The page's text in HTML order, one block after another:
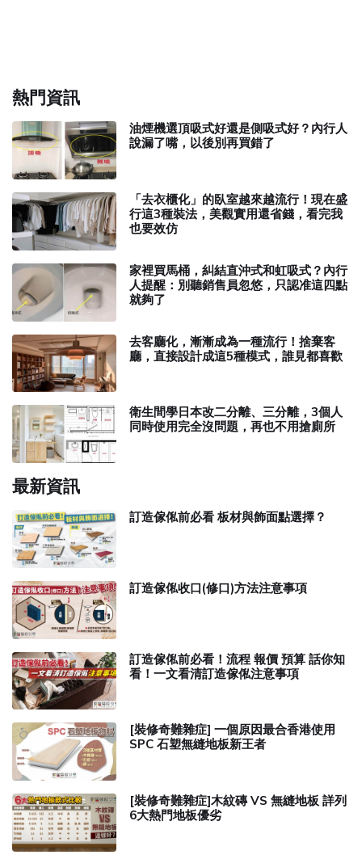
熱門資訊
油煙機選頂吸式好還是側吸式好？內行人
說漏了嘴，以後別再買錯了
「去衣櫃化」的臥室越來越流行！現在盛
行這3種裝法，美觀實用還省錢，看完我
也要效仿
家裡買馬桶，糾結直沖式和虹吸式？內行
人提醒：別聽銷售員忽悠，只認准這四點
就夠了
去客廳化，漸漸成為一種流行！捨棄客
廳，直接設計成這5種模式，誰見都喜歡
衛生間學日本改二分離、三分離，3個人
同時使用完全沒問題，再也不用搶廁所
最新資訊
訂造傢俬前必看 板材與飾面點選擇？
訂造傢俬收口(修口)方法注意事項
訂造傢俬前必看！流程 報價 預算 話你知
看！一文看清訂造傢俬注意事項
[裝修奇難雜症] 一個原因最合香港使用
SPC 石塑無縫地板新王者
[裝修奇難雜症]木紋磚 VS 無縫地板 詳列
6大熱門地板優劣